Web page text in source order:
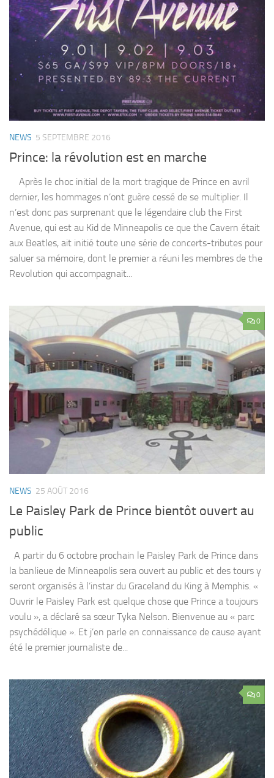
NEWS 5 SEPTEMBRE 2016
Prince: la révolution est en marche
Après le choc initial de la mort tragique de Prince en avril
dernier, les hommages n’ont guère cessé de se multiplier. Il
n’est donc pas surprenant que le légendaire club the First
Avenue, qui est au Kid de Minneapolis ce que the Cavern était
aux Beatles, ait initié toute une série de concerts-tributes pour
saluer sa mémoire, dont le premier a réuni les membres de the
Revolution qui accompagnait...
0
NEWS 25 AOÛT 2016
Le Paisley Park de Prince bientôt ouvert au
public
A partir du 6 octobre prochain le Paisley Park de Prince dans
la banlieue de Minneapolis sera ouvert au public et des tours y
seront organisés à l’instar du Graceland du King à Memphis. «
Ouvrir le Paisley Park est quelque chose que Prince a toujours
voulu », a déclaré sa sœur Tyka Nelson. Bienvenue au « parc
psychédélique ». Et j’en parle en connaissance de cause ayant
été le premier journaliste de...
0